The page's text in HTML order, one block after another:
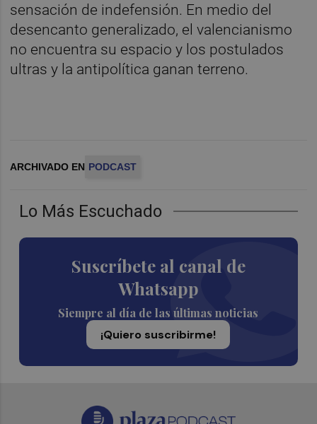
Lo Más Escuchado
Suscríbete al canal de
Whatsapp
Siempre al día de las últimas noticias
¡Quiero suscribirme!
sensación de indefensión. En medio del
desencanto generalizado, el valencianismo
no encuentra su espacio y los postulados
ultras y la antipolítica ganan terreno.
ARCHIVADO EN PODCAST